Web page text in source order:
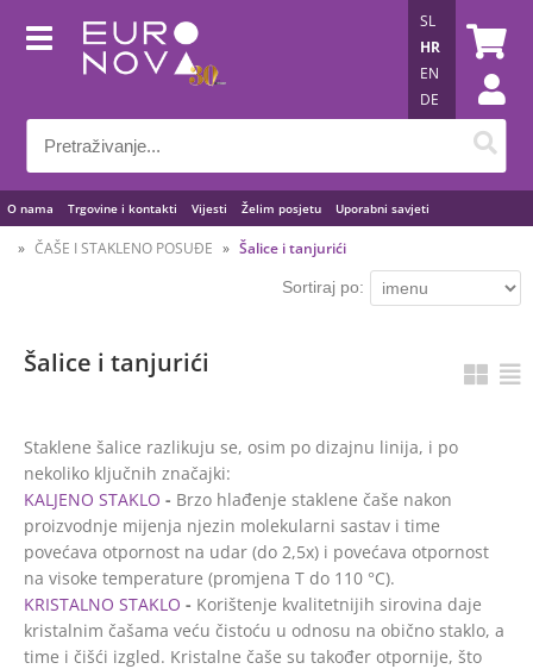
O nama Trgovine i kontakti Vijesti Želim posjetu Uporabni savjeti
SL
HR
EN
DE
ČAŠE I STAKLENO POSUĐE Šalice i tanjurići
Sortiraj po:
Šalice i tanjurići
Staklene šalice razlikuju se, osim po dizajnu linija, i po
nekoliko ključnih značajki:
KALJENO STAKLO - Brzo hlađenje staklene čaše nakon
proizvodnje mijenja njezin molekularni sastav i time
povećava otpornost na udar (do 2,5x) i povećava otpornost
na visoke temperature (promjena T do 110 °C).
KRISTALNO STAKLO - Korištenje kvalitetnijih sirovina daje
kristalnim čašama veću čistoću u odnosu na obično staklo, a
time i čišći izgled. Kristalne čaše su također otpornije, što